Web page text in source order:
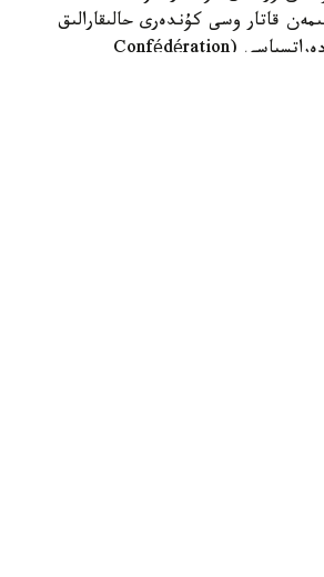
قاتار وسى كۇندەرى حالىقارالىق
اككوردەونيستەر كونفەدەراتسياسى (Confédération